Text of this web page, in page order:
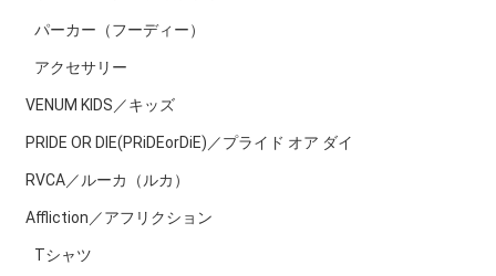
パーカー（フーディー）
アクセサリー
VENUM KIDS／キッズ
PRIDE OR DIE(PRiDEorDiE)／プライド オア ダイ
RVCA／ルーカ（ルカ）
Affliction／アフリクション
Tシャツ